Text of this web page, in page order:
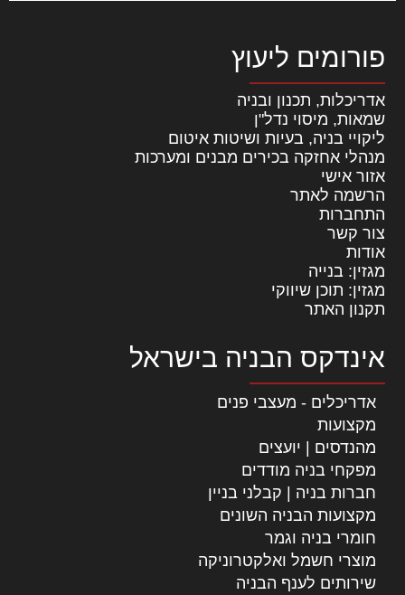
פורומים ליעוץ
אדריכלות, תכנון ובניה
שמאות, מיסוי נדל"ן
ליקויי בניה, בעיות ושיטות איטום
מנהלי אחזקה בכירים מבנים ומערכות
אזור אישי
הרשמה לאתר
התחברות
צור קשר
אודות
מגזין: בנייה
מגזין: תוכן שיווקי
תקנון האתר
אינדקס הבניה בישראל
אדריכלים - מעצבי פנים
מקצועות
מהנדסים | יועצים
מפקחי בניה מודדים
חברות בניה | קבלני בניין
מקצועות הבניה השונים
חומרי בניה וגמר
מוצרי חשמל ואלקטרוניקה
שירותים לענף הבניה